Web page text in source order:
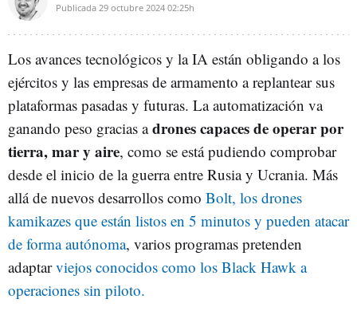
Publicada 29 octubre 2024 02:25h
Los avances tecnológicos y la IA están obligando a los
ejércitos y las empresas de armamento a replantear sus
plataformas pasadas y futuras. La automatización va
ganando peso gracias adrones capaces de operar por
tierra, mar y aire, como se está pudiendo comprobar
desde el inicio de la guerra entre Rusia y Ucrania. Más
allá de nuevos desarrollos como Bolt, los drones
kamikazes que están listos en 5 minutos y pueden atacar
de forma autónoma, varios programas pretenden
adaptarviejos conocidos como los Black Hawk a
operaciones sin piloto.